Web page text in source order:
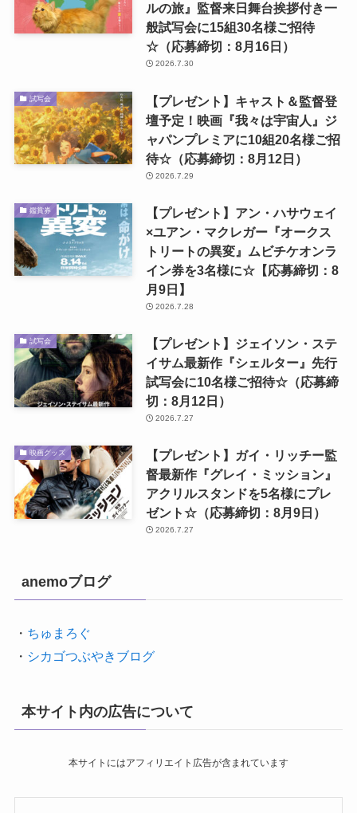
ルの旅』監督来日舞台挨拶付き一
般試写会に15組30名様ご招待
☆（応募締切：8月16日）
2026.7.30
試写会
【プレゼント】キャスト＆監督登
壇予定！映画『我々は宇宙人』ジ
ャパンプレミアに10組20名様ご招
待☆（応募締切：8月12日）
2026.7.29
鑑賞券
【プレゼント】アン・ハサウェイ
×ユアン・マクレガー『オークス
トリートの異変』ムビチケオンラ
イン券を3名様に☆【応募締切：8
月9日】
2026.7.28
試写会
【プレゼント】ジェイソン・ステ
イサム最新作『シェルター』先行
試写会に10名様ご招待☆（応募締
切：8月12日）
2026.7.27
映画グッズ
【プレゼント】ガイ・リッチー監
督最新作『グレイ・ミッション』
アクリルスタンドを5名様にプレ
ゼント☆（応募締切：8月9日）
2026.7.27
anemoブログ
・ ちゅまろぐ
・ シカゴつぶやきブログ
本サイト内の広告について
本サイトにはアフィリエイト広告が含まれています